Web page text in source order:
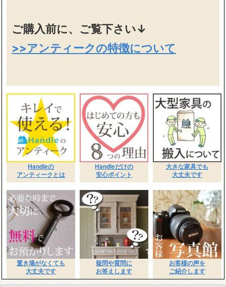
ご購入前に、ご覧下さい↓
>>アンティークの特徴について
Handleの
アンティークとは
Handleだけの
安心ポイント
大きな家具でも
大丈夫です
置き場がなくても
大丈夫です
疑問や質問に
お答えします
お客様の声を
ご紹介します